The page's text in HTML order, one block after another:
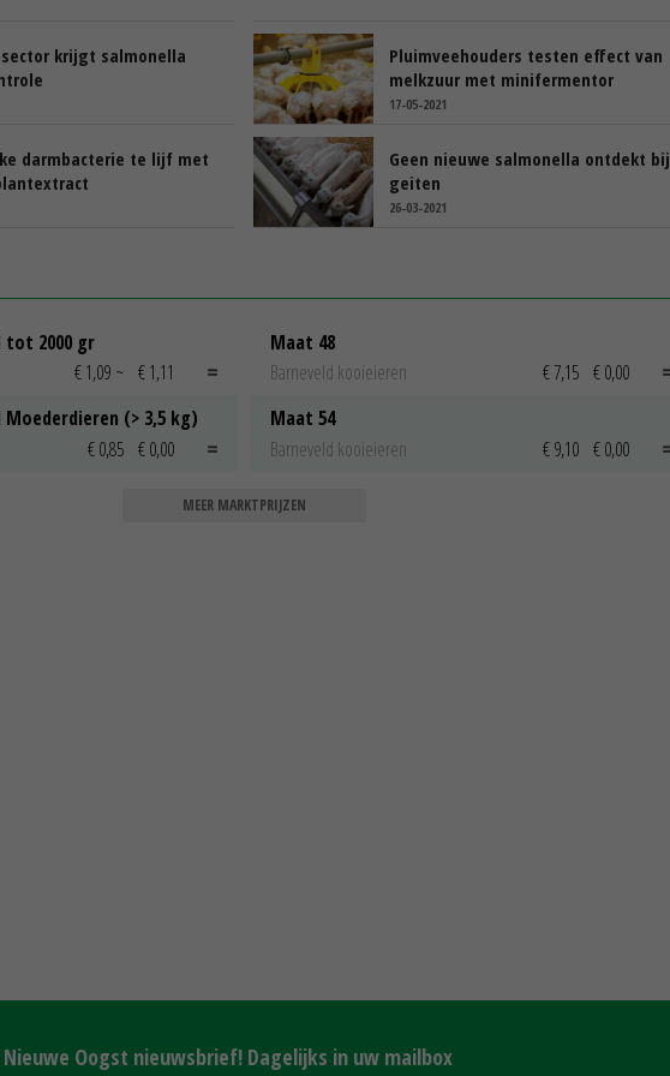
krijgt salmonella
Pluimveehouders testen effect van
melkzuur met minifermentor
17-05-2021
darmbacterie te lijf met
Geen nieuwe salmonella ontdekt bij
geiten
26-03-2021
tot 2000 gr
€ 1,09 ~ € 1,11
(> 3,5 kg)
€ 0,85 € 0,00
Maat 48
Barneveld kooieieren
€ 7,15 € 0,00
Maat 54
Barneveld kooieieren
€ 9,10 € 0,00
MEER MARKTPRIJZEN
Oogst nieuwsbrief! Dagelijks in uw mailbox